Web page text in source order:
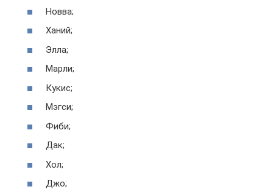
Новва;
Ханий;
Элла;
Марли;
Кукис;
Мэгси;
Фиби;
Дак;
Хол;
Джо;